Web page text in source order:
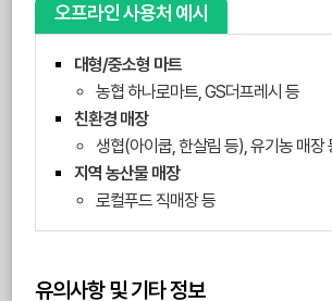
오프라인 사용처 예시
대형/중소형 마트
농협 하나로마트, GS더프레시 등
친환경 매장
생협(아이쿱, 한살림 등), 유기농 매장
지역 농산물 매장
로컬푸드 직매장 등
유의사항 및 기타 정보